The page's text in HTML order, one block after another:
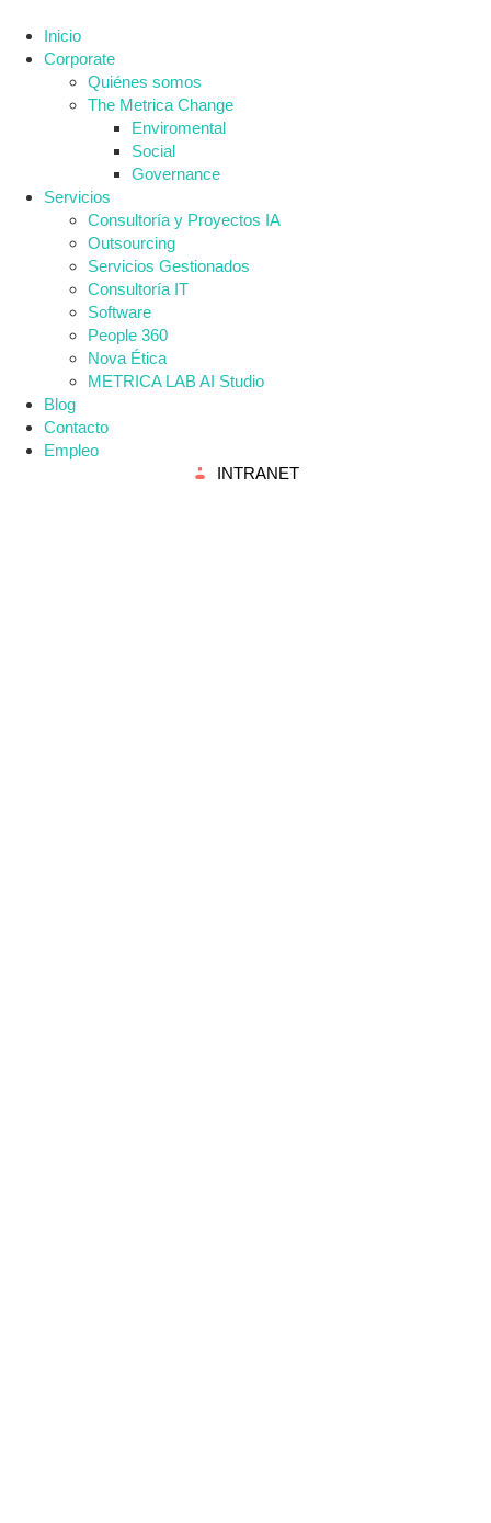
Inicio
Corporate
Quiénes somos
The Metrica Change
Enviromental
Social
Governance
Servicios
Consultoría y Proyectos IA
Outsourcing
Servicios Gestionados
Consultoría IT
Software
People 360
Nova Ética
METRICA LAB AI Studio
Blog
Contacto
Empleo
INTRANET